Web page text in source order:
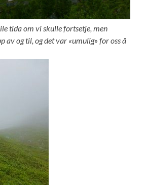
tida om vi skulle fortsetje, men
av og til, og det var «umulig» for oss å